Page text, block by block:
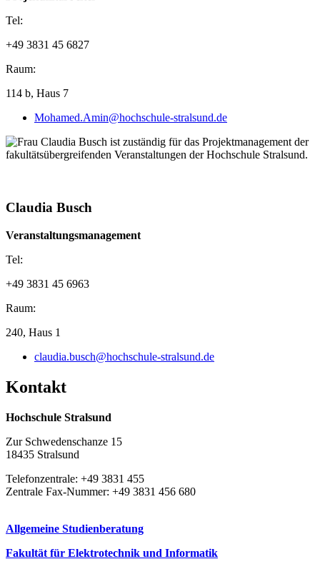
Tel:
+49 3831 45 6827
Raum:
114 b, Haus 7
Mohamed.Amin@hochschule-stralsund.de
Claudia Busch
Veranstaltungsmanagement
Tel:
+49 3831 45 6963
Raum:
240, Haus 1
claudia.busch@hochschule-stralsund.de
Kon­takt
Hochschule Stralsund
Zur Schwedenschanze 15
18435 Stralsund
Telefonzentrale: +49 3831 455
Zentrale Fax-Nummer: +49 3831 456 680
Allgemeine Studienberatung
Fakultät für Elektrotechnik und Informatik